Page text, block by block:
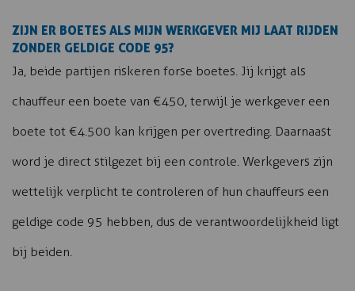
ZIJN ER BOETES ALS MIJN WERKGEVER MIJ LAAT RIJDEN
ZONDER GELDIGE CODE 95?
Ja, beide partijen riskeren forse boetes. Jij krijgt als
chauffeur een boete van €450, terwijl je werkgever een
boete tot €4.500 kan krijgen per overtreding. Daarnaast
word je direct stilgezet bij een controle. Werkgevers zijn
wettelijk verplicht te controleren of hun chauffeurs een
geldige code 95 hebben, dus de verantwoordelijkheid ligt
bij beiden.